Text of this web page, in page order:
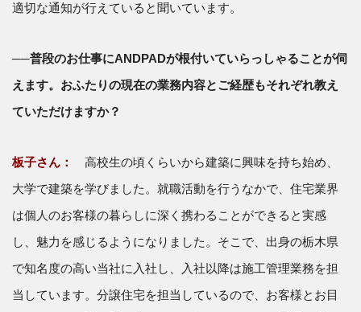
適切な通知が行えていると聞いています。
──普段のお仕事にANDPADが根付いていらっしゃることが伺
えます。おふたりの現在の業務内容とご経歴もそれぞれ教え
ていただけますか？
板子さん：
高校生の頃くらいから建築に興味を持ち始め、
大学で建築を学びました。就職活動を行うなかで、住宅業界
は個人のお客様の暮らしに深く携わることができると実感
し、魅力を感じるようになりました。そこで、出身の栃木県
で知名度の高い当社に入社し、入社以降は施工管理業務を担
当しています。分譲住宅を担当しているので、お客様とお目